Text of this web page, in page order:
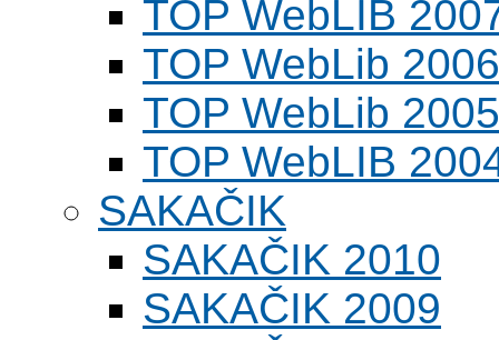
TOP WebLIB
TOP WebLib 2006
TOP WebLib 2005
TOP WebLIB
SAKAČIK
SAKAČIK 2010
SAKAČIK 2009